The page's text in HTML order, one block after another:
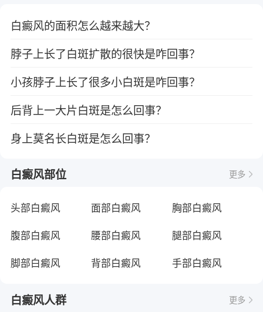
白癜风的面积怎么越来越大？
脖子上长了白斑扩散的很快是咋回事？
小孩脖子上长了很多小白斑是咋回事？
后背上一大片白斑是怎么回事？
身上莫名长白斑是怎么回事？
白癜风部位 更多
头部白癜风 面部白癜风
胸部白癜风
腹部白癜风
腰部白癜风
腿部白癜风
脚部白癜风
背部白癜风 手部白癜风
白癜风人群 更多